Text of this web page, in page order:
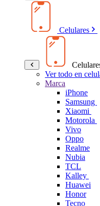
Celulares
Ver todo en
Marca
iPhone
Samsung
Xiaomi
Motorola
Vivo
Oppo
Realme
Nubia
TCL
Kalley
Huawei
Honor
Tecno